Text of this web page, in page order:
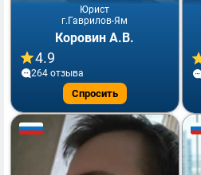
Юрист
г.Гаврилов-Ям
Коровин А.В.
4.9
264 отзывa
Спросить